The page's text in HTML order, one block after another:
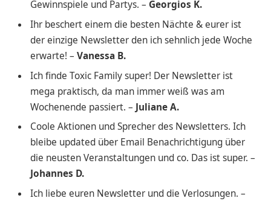
Gewinnspiele und Partys. – Georgios K.
Ihr beschert einem die besten Nächte & eurer ist
der einzige Newsletter den ich sehnlich jede Woche
erwarte! – Vanessa B.
Ich finde Toxic Family super! Der Newsletter ist
mega praktisch, da man immer weiß was am
Wochenende passiert. – Juliane A.
Coole Aktionen und Sprecher des Newsletters. Ich
bleibe updated über Email Benachrichtigung über
die neusten Veranstaltungen und co. Das ist super. –
Johannes D.
Ich liebe euren Newsletter und die Verlosungen. –